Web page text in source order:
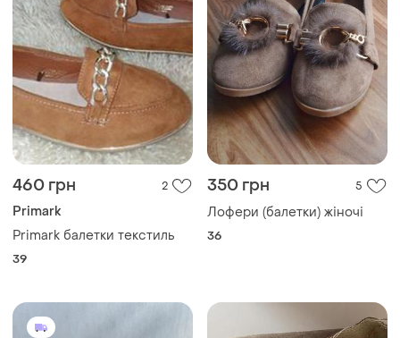
460 грн 2
Primark
Primark балетки текстиль
39
350 грн 5
Лофери (балетки) жіночі
36